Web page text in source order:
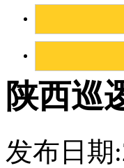
陕西巡
发布日期